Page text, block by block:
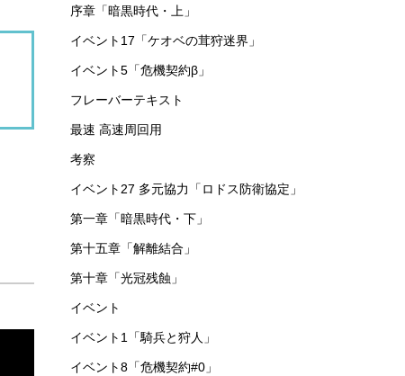
序章「暗黒時代・上」
イベント17「ケオベの茸狩迷界」
イベント5「危機契約β」
フレーバーテキスト
最速 高速周回用
考察
イベント27 多元協力「ロドス防衛協定」
第一章「暗黒時代・下」
第十五章「解離結合」
第十章「光冠残蝕」
イベント
イベント1「騎兵と狩人」
イベント8「危機契約#0」